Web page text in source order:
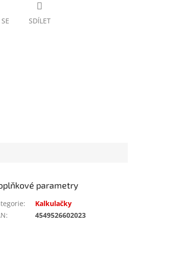
SDÍLET
parametry
:
Kalkulačky
: 4549526602023